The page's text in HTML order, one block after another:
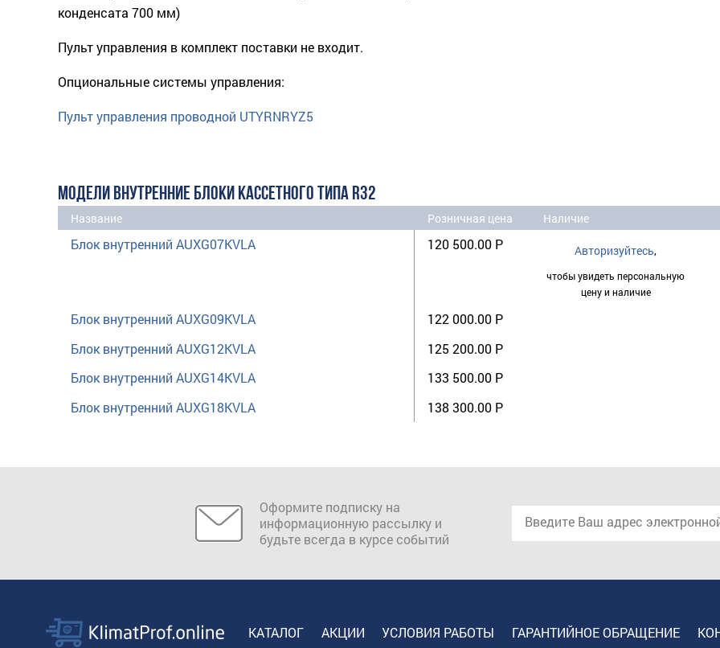
конденсата 700 мм)
Пульт управления в комплект поставки не входит.
Опциональные системы управления:
Пульт управления проводной UTYRNRYZ5
МОДЕЛИ ВНУТРЕННИЕ БЛОКИ КАССЕТНОГО ТИПА R32
Название Розничная цена Наличие
Блок внутренний AUXG07KVLA 120 500.00 Р Авторизуйтесь,
чтобы увидеть персональную
цену и наличие
Блок внутренний AUXG09KVLA
122 000.00 Р
Блок внутренний AUXG12KVLA
125 200.00 Р
Блок внутренний AUXG14KVLA
133 500.00 Р
Блок внутренний AUXG18KVLA
138 300.00 Р
Оформите подписку на
информационную рассылку и
будьте всегда в курсе событий
КАТАЛОГ АКЦИИ УСЛОВИЯ РАБОТЫ ГАРАНТИЙНОЕ ОБРАЩЕНИЕ